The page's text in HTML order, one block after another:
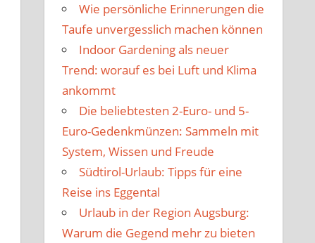
Wie persönliche Erinnerungen die
Taufe unvergesslich machen können
Indoor Gardening als neuer
Trend: worauf es bei Luft und Klima
ankommt
Die beliebtesten 2-Euro- und 5-
Euro-Gedenkmünzen: Sammeln mit
System, Wissen und Freude
Südtirol-Urlaub: Tipps für eine
Reise ins Eggental
Urlaub in der Region Augsburg:
Warum die Gegend mehr zu bieten